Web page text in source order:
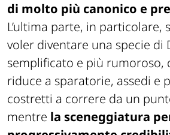
di molto più canonico e
L’ultima parte, in particolare,
voler diventare una specie di
semplificato e più rumoroso,
riduce a sparatorie, assedi e
costretti a correre da un
mentre la sceneggiatura